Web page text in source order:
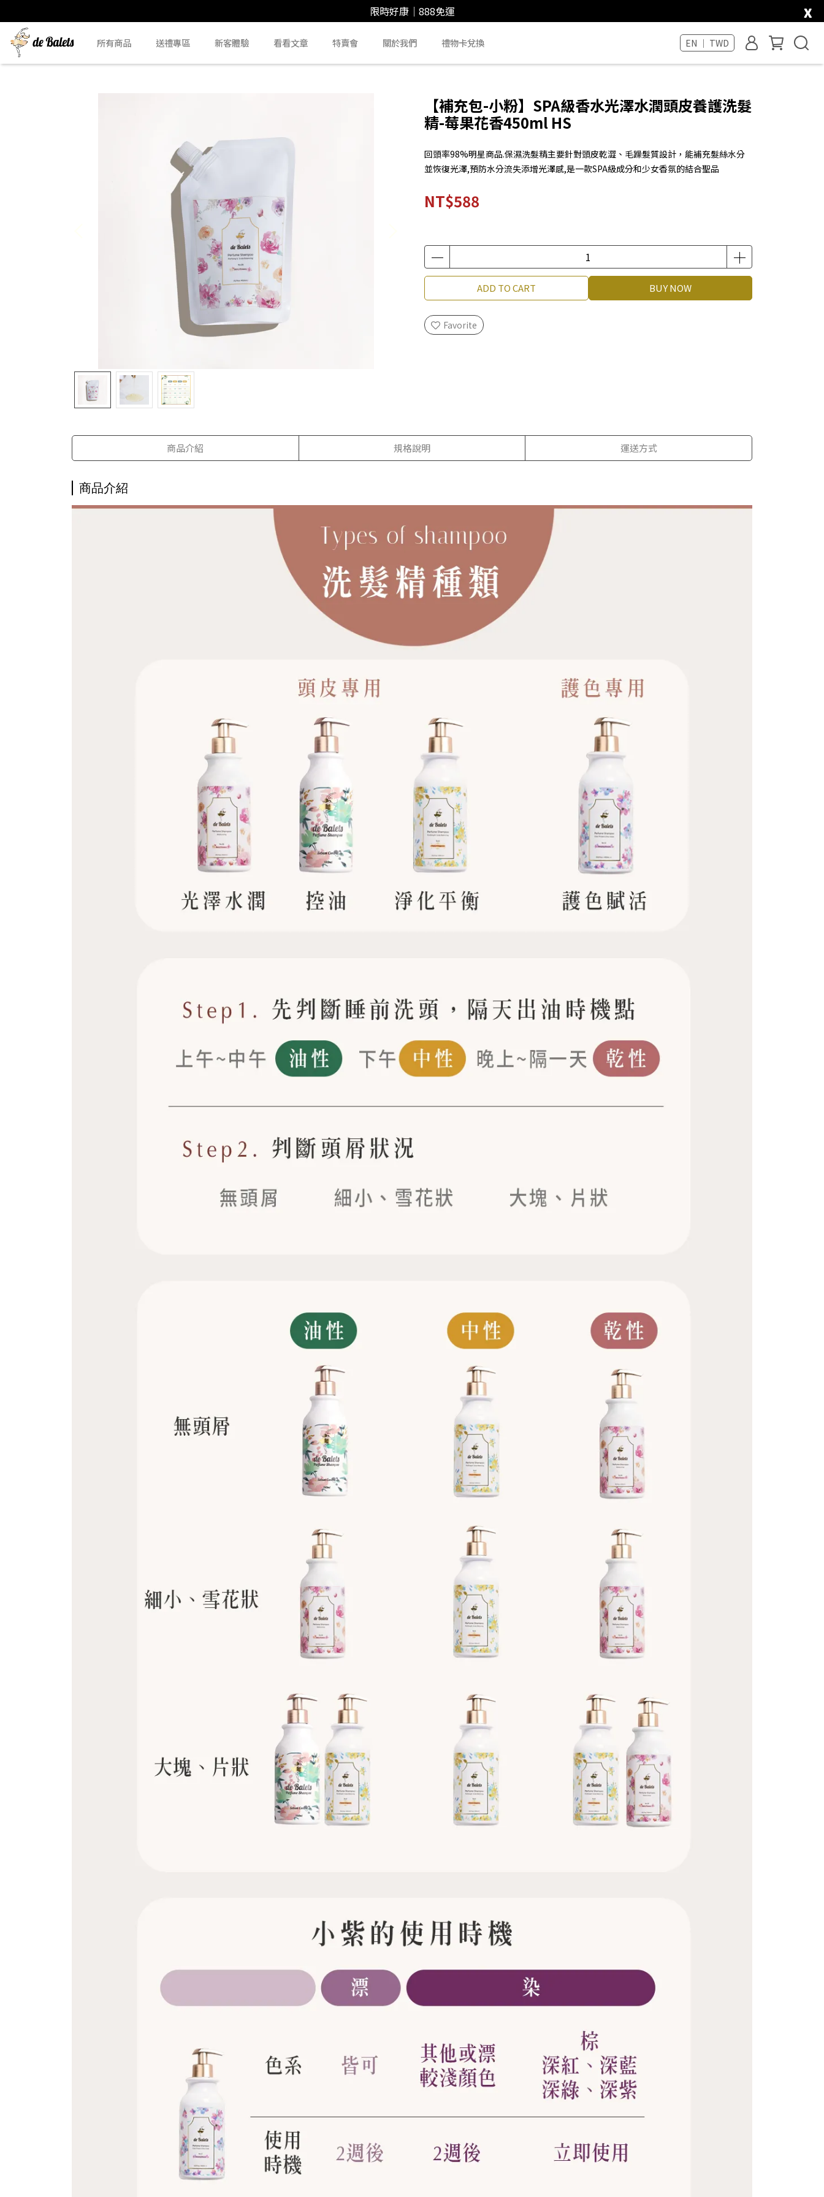
限時好康｜888免運 x
所有商品 送禮專區 新客體驗 看看文章 特賣會 關於我們 禮物卡兌換 EN ｜ TWD
【補充包-小粉】SPA級香水光澤水潤頭皮養護洗髮
精-莓果花香450ml HS
回頭率98%明星商品.保濕洗髮精主要針對頭皮乾澀、毛躁髮質設計，能補充髮絲水分
並恢復光澤,預防水分流失添增光澤感,是一款SPA級成分和少女香氛的結合聖品
NT$588
ADD TO CART BUY NOW
Favorite
商品介紹 規格說明 運送方式
商品介紹